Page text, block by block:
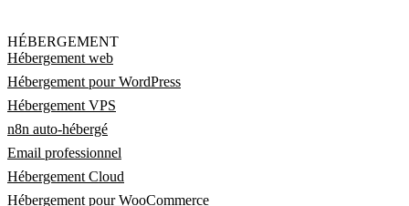
HÉBERGEMENT
Hébergement web
Hébergement pour WordPress
Hébergement VPS
n8n auto-hébergé
Email professionnel
Hébergement Cloud
Hébergement pour WooCommerce